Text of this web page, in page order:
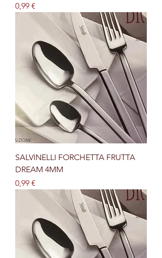
Prezzo
0,99 €
SALVINELLI FORCHETTA FRUTTA
DREAM 4MM
Prezzo
0,99 €